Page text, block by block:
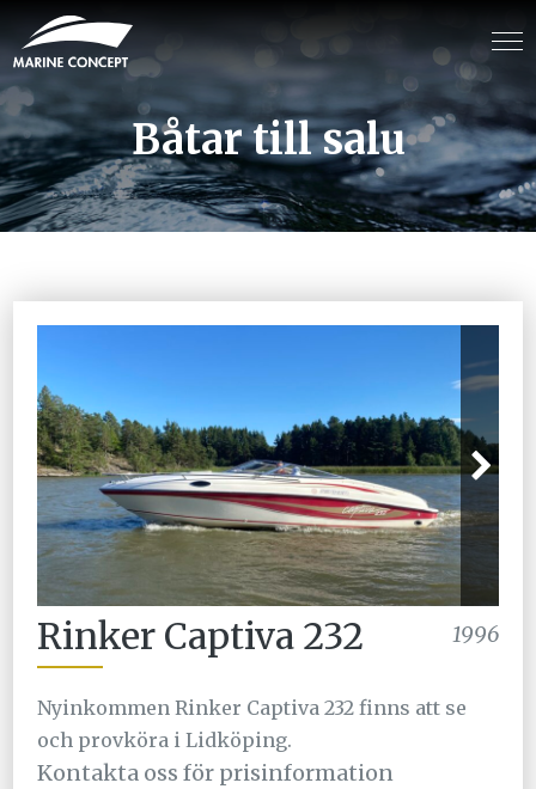
Båtar till salu
Rinker Captiva 232 1996
Nyinkommen Rinker Captiva 232 finns att se
och provköra i Lidköping.
Kontakta oss för prisinformation